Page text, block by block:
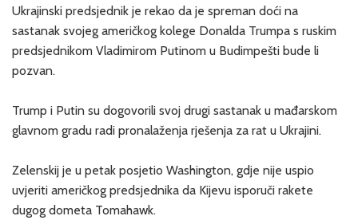
Ukrajinski predsjednik je rekao da je spreman doći na
sastanak svojeg američkog kolege Donalda Trumpa s ruskim
predsjednikom Vladimirom Putinom u Budimpešti bude li
pozvan.
Trump i Putin su dogovorili svoj drugi sastanak u mađarskom
glavnom gradu radi pronalaženja rješenja za rat u Ukrajini.
Zelenskij je u petak posjetio Washington, gdje nije uspio
uvjeriti američkog predsjednika da Kijevu isporuči rakete
dugog dometa Tomahawk.